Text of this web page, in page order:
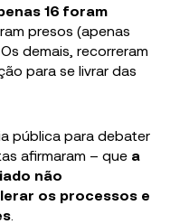
16 foram
presos (apenas
demais, recorreram
para se livrar das
pública para debater
afirmaram – que a
não
os processos e